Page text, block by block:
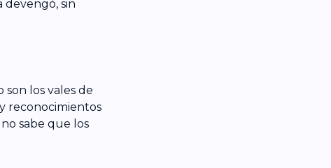
devengó, sin
son los vales de
reconocimientos
sabe que los